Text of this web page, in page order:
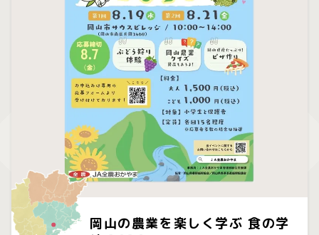
岡山の農業を楽しく学ぶ 食の学